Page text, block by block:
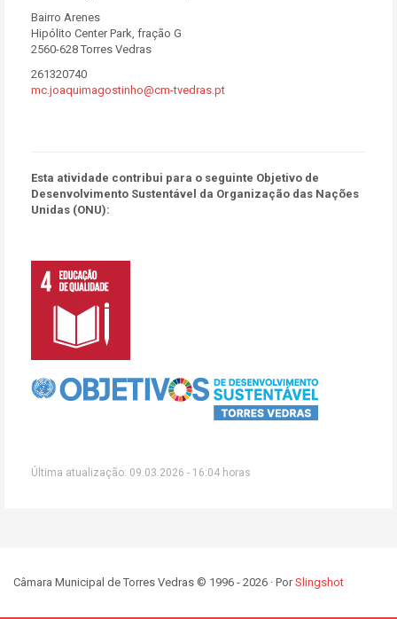
Bairro Arenes
Hipólito Center Park, fração G
2560-628 Torres Vedras
261320740
mc.joaquimagostinho@cm-tvedras.pt
Esta atividade contribui para o seguinte Objetivo de
Desenvolvimento Sustentável da Organização das Nações
Unidas (ONU):
Última atualização: 09.03.2026 - 16:04 horas
Câmara Municipal de Torres Vedras © 1996 - 2026 · PorSlingshot